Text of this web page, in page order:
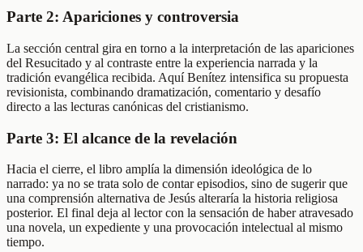
Parte 2: Apariciones y controversia
La sección central gira en torno a la interpretación de las apariciones
del Resucitado y al contraste entre la experiencia narrada y la
tradición evangélica recibida. Aquí Benítez intensifica su propuesta
revisionista, combinando dramatización, comentario y desafío
directo a las lecturas canónicas del cristianismo.
Parte 3: El alcance de la revelación
Hacia el cierre, el libro amplía la dimensión ideológica de lo
narrado: ya no se trata solo de contar episodios, sino de sugerir que
una comprensión alternativa de Jesús alteraría la historia religiosa
posterior. El final deja al lector con la sensación de haber atravesado
una novela, un expediente y una provocación intelectual al mismo
tiempo.